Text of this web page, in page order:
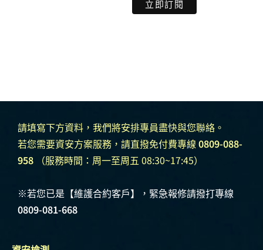
請填寫下方資料，我們將安排專員盡快與您聯絡。
若您需要資安方案服務，請直撥免付費專線 0809-088-
958 （服務時間：周一至周五 08:30~17:45）
※若您已是【維護合約客戶】，緊急報修請撥打專線
0809-081-668